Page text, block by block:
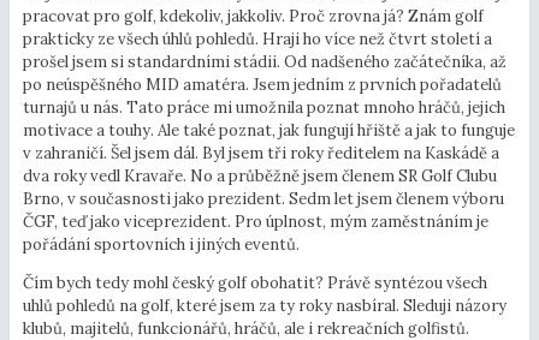
pracovat pro golf, kdekoliv, jakkoliv. Proč zrovna já? Znám golf
prakticky ze všech úhlů pohledů. Hraji ho více než čtvrt století a
prošel jsem si standardními stádii. Od nadšeného začátečníka, až
po neúspěšného MID amatéra. Jsem jedním z prvních pořadatelů
turnajů u nás. Tato práce mi umožnila poznat mnoho hráčů, jejich
motivace a touhy. Ale také poznat, jak fungují hřiště a jak to funguje
v zahraničí. Šel jsem dál. Byl jsem tři roky ředitelem na Kaskádě a
dva roky vedl Kravaře. No a průběžně jsem členem SR Golf Clubu
Brno, v současnosti jako prezident. Sedm let jsem členem výboru
ČGF, teď jako viceprezident. Pro úplnost, mým zaměstnáním je
pořádání sportovních i jiných eventů.
Čím bych tedy mohl český golf obohatit? Právě syntézou všech
uhlů pohledů na golf, které jsem za ty roky nasbíral. Sleduji názory
klubů, majitelů, funkcionářů, hráčů, ale i rekreačních golfistů.